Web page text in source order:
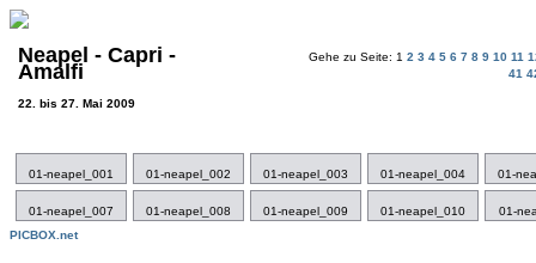
Neapel - Capri -
Amalfi
22. bis 27. Mai 2009
Gehe zu Seite: 1 2 3 4 5 6 7 8 9 10 11
41
01-neapel_001 01-neapel_002 01-neapel_003 01-neapel_004 01-
01-neapel_007 01-neapel_008 01-neapel_009 01-neapel_010
01-
PICBOX.net